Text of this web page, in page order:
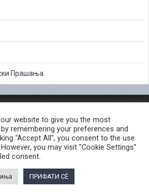
Прашања
ДО ИНФОРМАЦИИ ОД ЈАВЕН КАРАКТЕР
НА КРИВИЧНО ДЕЛО
КОРИСНИ ЛИНКОВИ
ЗА ПРИВАТНОСТ ВЕБ СТРАНИЦА
НА РЕПУБЛИКА СЕВЕРНА МАКЕДОНИЈА •
website to give you the most
remembering your preferences and
“Accept All”, you consent to the use
you may visit "Cookie Settings"
consent.
ПРИФАТИ СÈ